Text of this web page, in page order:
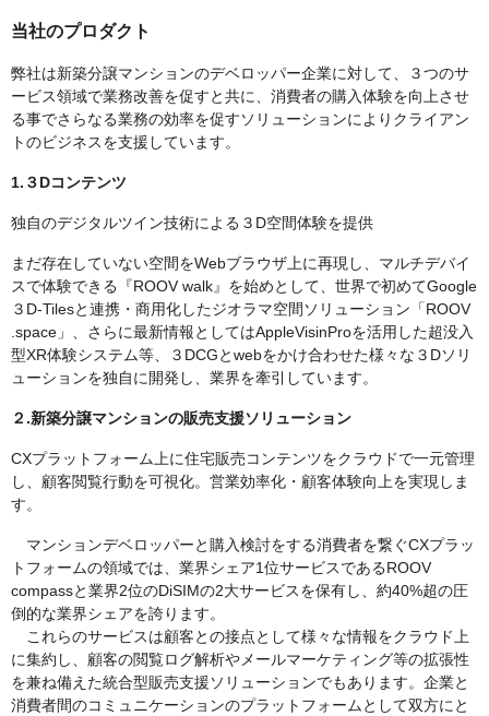
当社のプロダクト
弊社は新築分譲マンションのデベロッパー企業に対して、３つのサ
ービス領域で業務改善を促すと共に、消費者の購入体験を向上させ
る事でさらなる業務の効率を促すソリューションによりクライアン
トのビジネスを支援しています。
1.３Dコンテンツ
独自のデジタルツイン技術による３D空間体験を提供
まだ存在していない空間をWebブラウザ上に再現し、マルチデバイ
スで体験できる『ROOV walk』を始めとして、世界で初めてGoogle
３D-Tilesと連携・商用化したジオラマ空間ソリューション「ROOV
.space」、さらに最新情報としてはAppleVisinProを活用した超没入
型XR体験システム等、３DCGとwebをかけ合わせた様々な３Dソリ
ューションを独自に開発し、業界を牽引しています。
２.新築分譲マンションの販売支援ソリューション
CXプラットフォーム上に住宅販売コンテンツをクラウドで一元管理
し、顧客閲覧行動を可視化。営業効率化・顧客体験向上を実現しま
す。
マンションデベロッパーと購入検討をする消費者を繋ぐCXプラッ
トフォームの領域では、業界シェア1位サービスであるROOV
compassと業界2位のDiSIMの2大サービスを保有し、約40%超の圧
倒的な業界シェアを誇ります。
これらのサービスは顧客との接点として様々な情報をクラウド上
に集約し、顧客の閲覧ログ解析やメールマーケティング等の拡張性
を兼ね備えた統合型販売支援ソリューションでもあります。企業と
消費者間のコミュニケーションのプラットフォームとして双方にと